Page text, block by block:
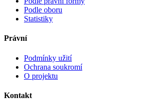
Podle oboru
Statistiky
Právní
Podmínky užití
Ochrana soukromí
O projektu
Kontakt